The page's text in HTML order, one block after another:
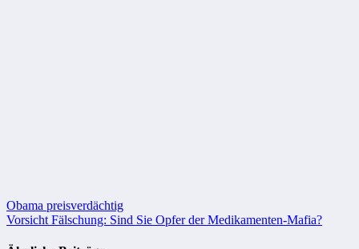
Beitragsnavigation
Obama preisverdächtig
Vorsicht Fälschung: Sind Sie Opfer der Medikamenten-Mafia?